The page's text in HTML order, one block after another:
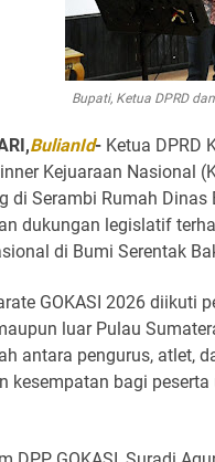
Bupati, Ketua DPRD
BulianId- Ketua DPRD
Kejuaraan Nasional
di Serambi Rumah
dukungan legislatif
di Bumi Serentak
GOKASI 2026 diikuti
luar Pulau
antara pengurus, atlet,
kesempatan bagi